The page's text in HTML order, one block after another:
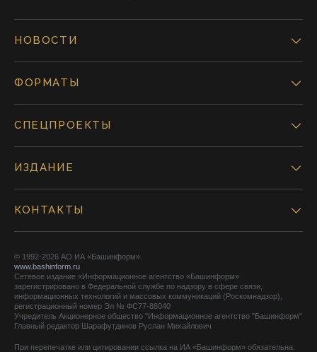
НОВОСТИ
ФОРМАТЫ
СПЕЦПРОЕКТЫ
ИЗДАНИЕ
КОНТАКТЫ
© 1992-2026 АО ИА «Башинформ».
www.bashinform.ru
Сетевое издание «Информационное агентство «Башинформ»
зарегистрировано в Федеральной службе по надзору в сфере связи,
информационных технологий и массовых коммуникаций (Роскомнадзор),
регистрационный номер Эл № ФС77-88040
Учредитель Акционерное общество "Информационное агентство "Башинформ"
Главный редактор Шарафутдинов Руслан Михайлович
При перепечатке или цитировании ссылка на ИА «Башинформ» обязательна.